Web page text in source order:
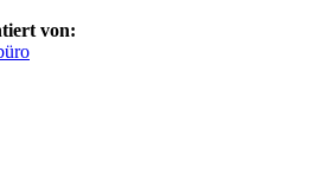
von: